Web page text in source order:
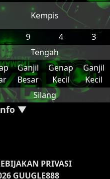
Kempis
9 4
3
Tengah
Ganjil
Besar
Genap
Kecil
Ganjil
Kecil
Silang
▼
PRIVASI
GUUGLE888